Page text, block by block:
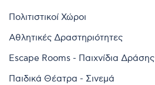
Πολιτιστικοί Χώροι
Αθλητικές Δραστηριότητες
Escape Rooms - Παιχνίδια Δράσης
Παιδικά Θέατρα - Σινεμά